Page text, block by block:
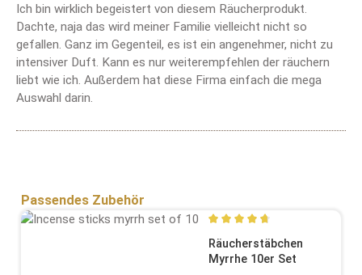
Ich bin wirklich begeistert von diesem Räucherprodukt.
Dachte, naja das wird meiner Familie vielleicht nicht so
gefallen. Ganz im Gegenteil, es ist ein angenehmer, nicht zu
intensiver Duft. Kann es nur weiterempfehlen der räuchern
liebt wie ich. Außerdem hat diese Firma einfach die mega
Auswahl darin.
Produktgalerie überspringen
Passendes Zubehör
Durchschnittliche
Räucherstäbchen
Myrrhe 10er Set